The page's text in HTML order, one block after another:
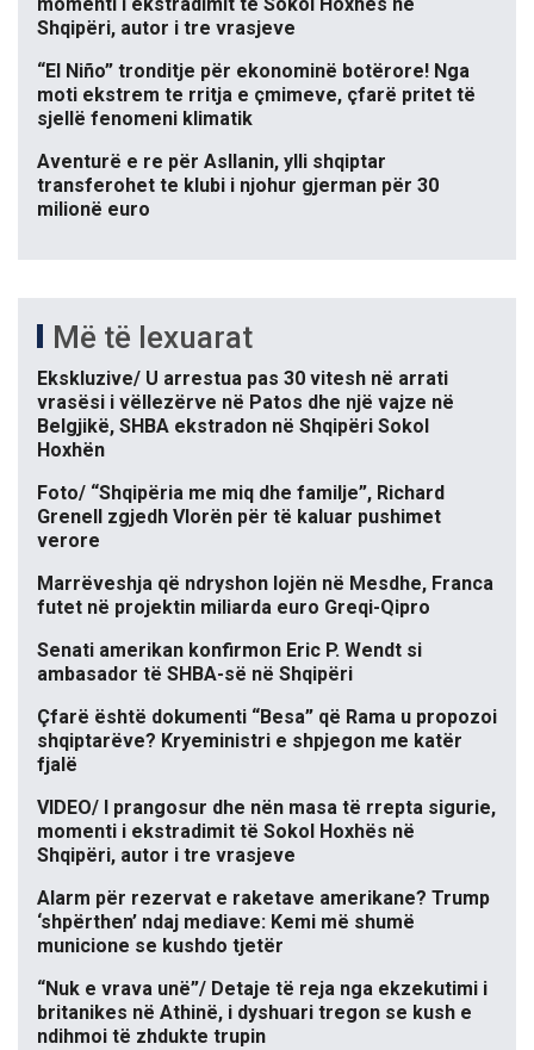
Shqipëri, autor i tre vrasjeve
“El Niño” tronditje për ekonominë botërore! Nga
moti ekstrem te rritja e çmimeve, çfarë pritet të
sjellë fenomeni klimatik
Aventurë e re për Asllanin, ylli shqiptar
transferohet te klubi i njohur gjerman për 30
milionë euro
Më të lexuarat
Ekskluzive/ U arrestua pas 30 vitesh në arrati
vrasësi i vëllezërve në Patos dhe një vajze në
Belgjikë, SHBA ekstradon në Shqipëri Sokol
Hoxhën
Foto/ “Shqipëria me miq dhe familje”, Richard
Grenell zgjedh Vlorën për të kaluar pushimet
verore
Marrëveshja që ndryshon lojën në Mesdhe, Franca
futet në projektin miliarda euro Greqi-Qipro
Senati amerikan konfirmon Eric P. Wendt si
ambasador të SHBA-së në Shqipëri
Çfarë është dokumenti “Besa” që Rama u propozoi
shqiptarëve? Kryeministri e shpjegon me katër
fjalë
VIDEO/ I prangosur dhe nën masa të rrepta sigurie,
momenti i ekstradimit të Sokol Hoxhës në
Shqipëri, autor i tre vrasjeve
Alarm për rezervat e raketave amerikane? Trump
‘shpërthen’ ndaj mediave: Kemi më shumë
municione se kushdo tjetër
“Nuk e vrava unë”/ Detaje të reja nga ekzekutimi i
britanikes në Athinë, i dyshuari tregon se kush e
ndihmoi të zhdukte trupin